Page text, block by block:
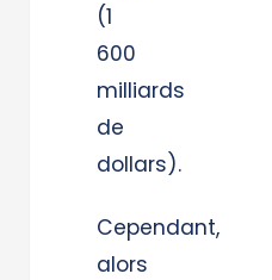
(1
600
milliards
de
dollars).
Cependant,
alors